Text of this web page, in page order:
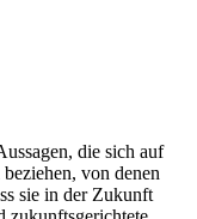
die sich auf
von denen
sie in der Zukunft